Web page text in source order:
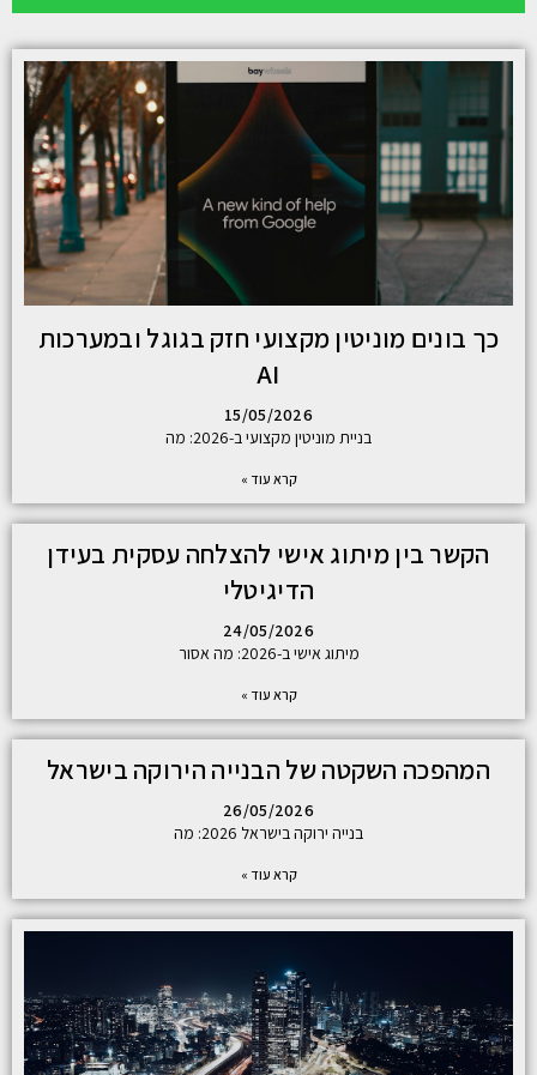
כך בונים מוניטין מקצועי חזק בגוגל ובמערכות
AI
15/05/2026
בניית מוניטין מקצועי ב-2026: מה
קרא עוד »
הקשר בין מיתוג אישי להצלחה עסקית בעידן
הדיגיטלי
24/05/2026
מיתוג אישי ב-2026: מה אסור
קרא עוד »
המהפכה השקטה של הבנייה הירוקה בישראל
26/05/2026
בנייה ירוקה בישראל 2026: מה
קרא עוד »